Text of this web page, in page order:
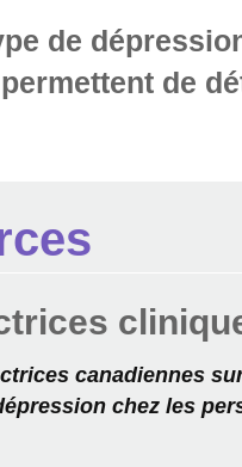
de
de
canadiennes
chez les